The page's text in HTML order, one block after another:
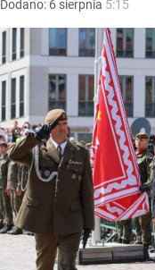
Dodano: 6 sierpnia 5:15